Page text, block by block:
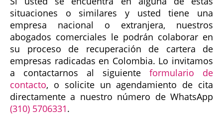
situaciones o similares y usted tiene una
empresa nacional o extranjera, nuestros
abogados comerciales le podrán colaborar en
su proceso de recuperación de cartera de
empresas radicadas en Colombia. Lo invitamos
a contactarnos al siguiente formulario de
contacto, o solicite un agendamiento de cita
directamente a nuestro número de WhatsApp
(310) 5706331.